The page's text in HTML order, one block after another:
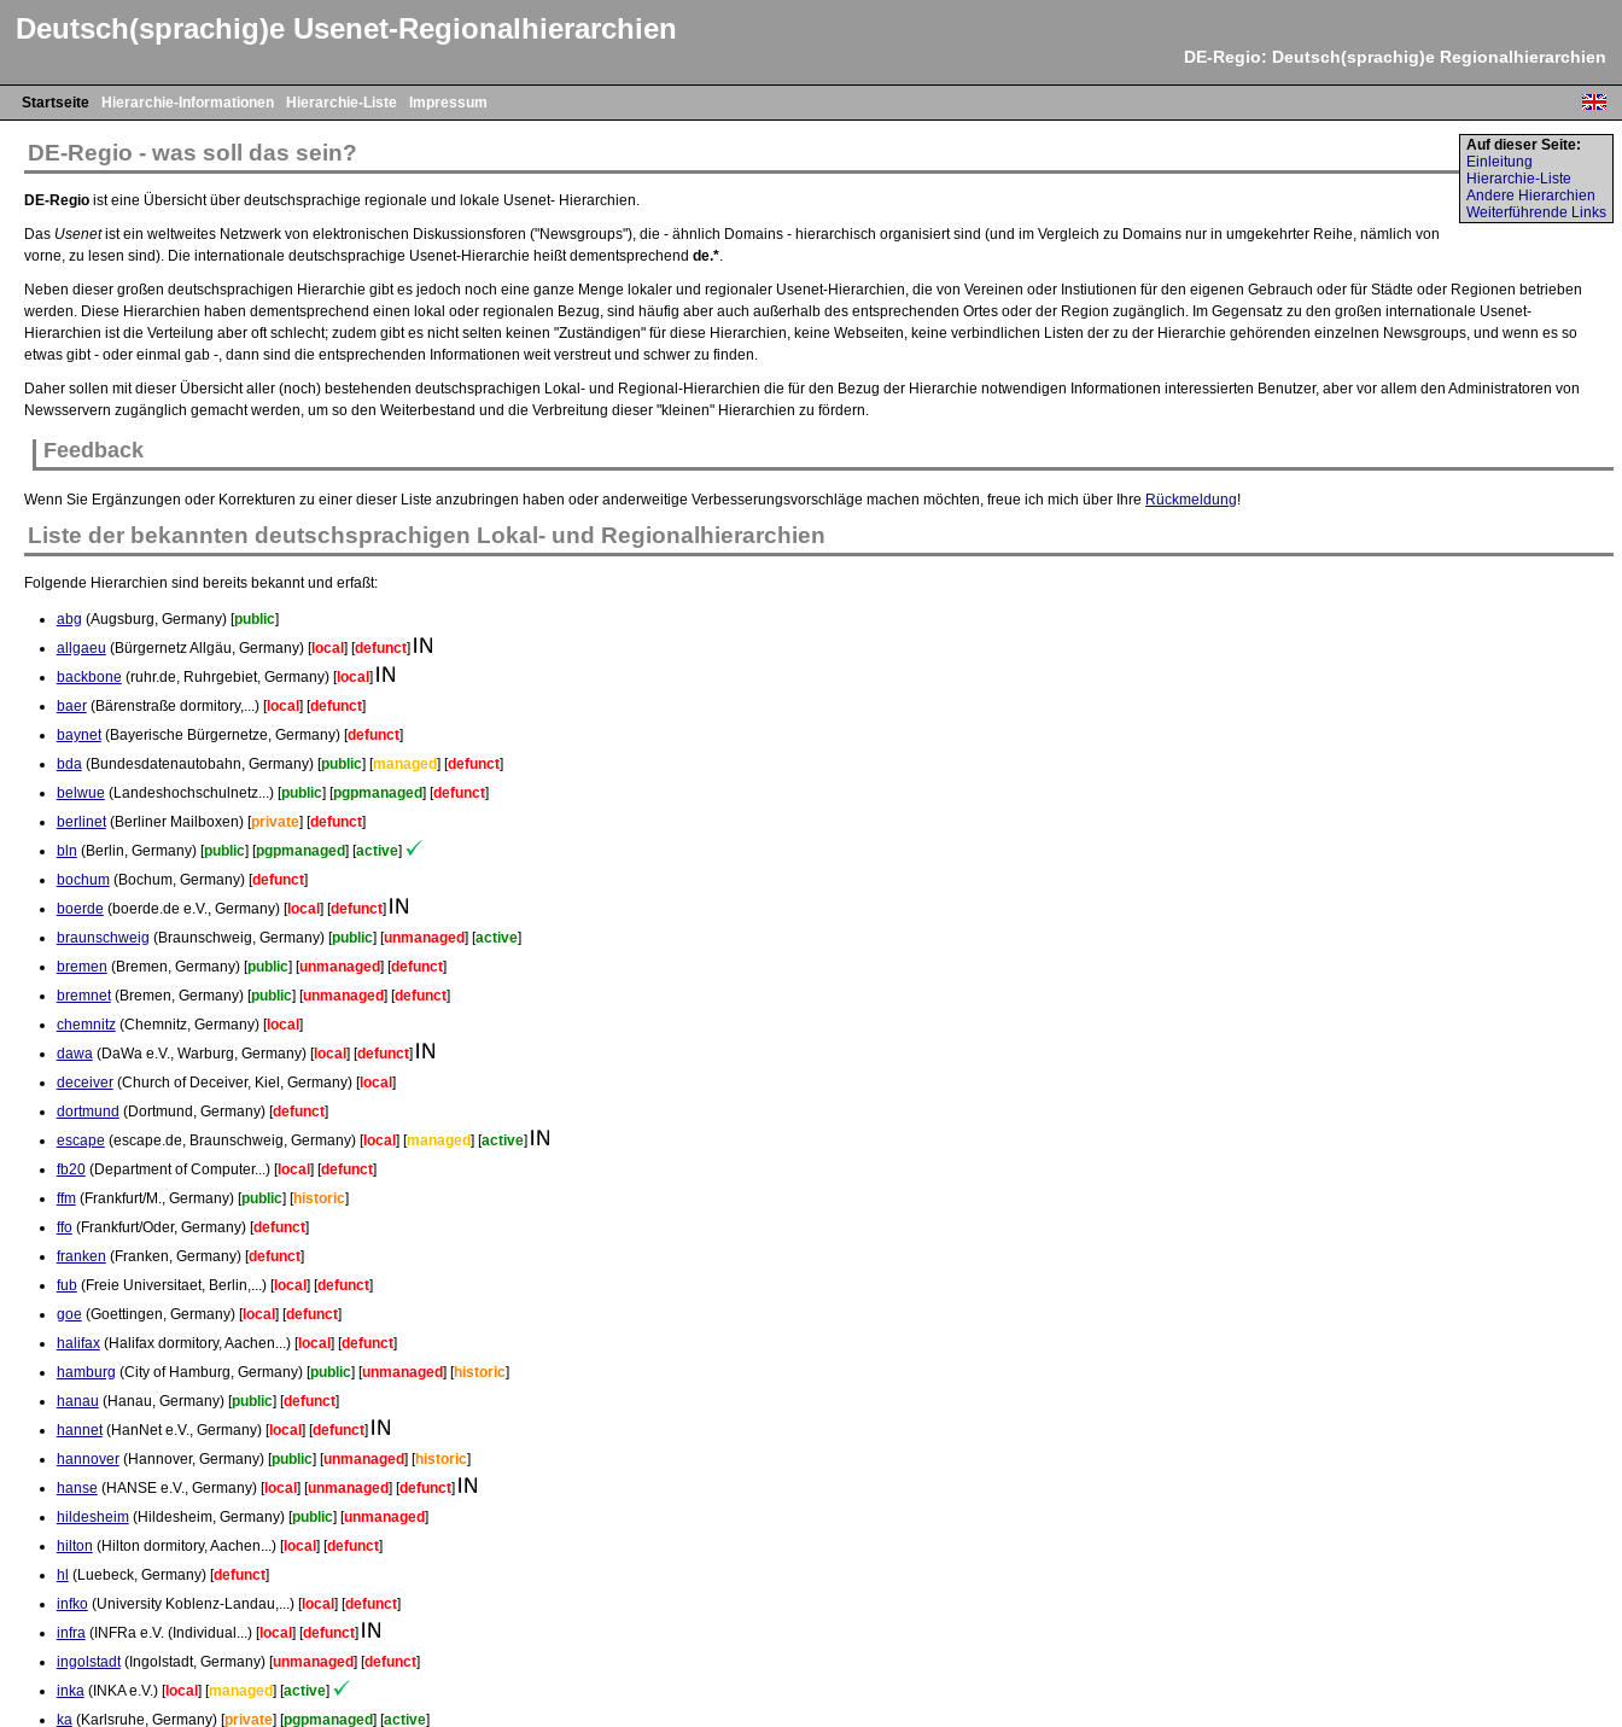
Deutsch(sprachig)e Usenet-Regionalhierarchien
DE-Regio: Deutsch(sprachig)e Regionalhierarchien
Startseite Hierarchie-Informationen Hierarchie-Liste Impressum
Auf dieser Seite:
Einleitung
Hierarchie-Liste
Andere Hierarchien
Weiterführende Links
DE-Regio - was soll das sein?
DE-Regio ist eine Übersicht über deutschsprachige regionale und lokale Usenet- Hierarchien.
Das Usenetist ein weltweites Netzwerk von elektronischen Diskussionsforen ("Newsgroups"), die - ähnlich Domains - hierarchisch organisiert sind (und im Vergleich zu Domains nur in umgekehrter Reihe, nämlich von
vorne, zu lesen sind). Die internationale deutschsprachige Usenet-Hierarchie heißt dementsprechendde.*
Neben dieser großen deutschsprachigen Hierarchie gibt es jedoch noch eine ganze Menge lokaler und regionaler Usenet-Hierarchien, die von Vereinen oder Instiutionen für den eigenen Gebrauch oder für Städte oder Regionen betrieben
werden. Diese Hierarchien haben dementsprechend einen lokal oder regionalen Bezug, sind häufig aber auch außerhalb des entsprechenden Ortes oder der Region zugänglich. Im Gegensatz zu den großen internationale Usenet-
Hierarchien ist die Verteilung aber oft schlecht; zudem gibt es nicht selten keinen "Zuständigen" für diese Hierarchien, keine Webseiten, keine verbindlichen Listen der zu der Hierarchie gehörenden einzelnen Newsgroups, und wenn es so
etwas gibt - oder einmal gab -, dann sind die entsprechenden Informationen weit verstreut und schwer zu finden.
Daher sollen mit dieser Übersicht aller (noch) bestehenden deutschsprachigen Lokal- und Regional-Hierarchien die für den Bezug der Hierarchie notwendigen Informationen interessierten Benutzer, aber vor allem den Administratoren von
Newsservern zugänglich gemacht werden, um so den Weiterbestand und die Verbreitung dieser "kleinen" Hierarchien zu fördern.
Feedback
Wenn Sie Ergänzungen oder Korrekturen zu einer dieser Liste anzubringen haben oder anderweitige Verbesserungsvorschläge machen möchten, freue ich mich über Ihre Rückmeldung!
Liste der bekannten deutschsprachigen Lokal- und Regionalhierarchien
Folgende Hierarchien sind bereits bekannt und erfaßt:
abg (Augsburg, Germany) [public]
allgaeu (Bürgernetz Allgäu, Germany) [local ] [defunct]
backbone (ruhr.de, Ruhrgebiet, Germany) [local ]
baer(Bärenstraße dormitory,...) [local ] [defunct]
baynet(Bayerische Bürgernetze, Germany) [defunct]
bda(Bundesdatenautobahn, Germany) [public] [managed] [defunct]
belwue (Landeshochschulnetz...) [public] [pgpmanaged] [defunct]
berlinet(Berliner Mailboxen) [private] [defunct]
bln (Berlin, Germany) [public] [pgpmanaged] [active]
bochum(Bochum, Germany) [defunct]
boerde (boerde.de e.V., Germany) [local ] [defunct]
braunschweig (Braunschweig, Germany) [public] [unmanaged] [active]
bremen (Bremen, Germany) [public] [unmanaged] [defunct]
bremnet(Bremen, Germany) [public] [unmanaged] [defunct]
chemnitz(Chemnitz, Germany) [local ]
dawa(DaWa e.V., Warburg, Germany) [local ] [defunct]
deceiver(Church of Deceiver, Kiel, Germany) [local ]
dortmund (Dortmund, Germany) [defunct]
escape (escape.de, Braunschweig, Germany) [local ] [managed] [active]
fb20(Department of Computer...) [local ] [defunct]
ffm(Frankfurt/M., Germany) [public] [historic]
ffo(Frankfurt/Oder, Germany) [defunct]
franken (Franken, Germany) [defunct]
fub(Freie Universitaet, Berlin,...) [local ] [defunct]
goe (Goettingen, Germany) [local ] [defunct]
halifax(Halifax dormitory, Aachen...) [local ] [defunct]
hamburg (City of Hamburg, Germany) [public] [unmanaged] [historic]
hanau (Hanau, Germany) [public] [defunct]
hannet(HanNet e.V., Germany) [local ] [defunct]
hannover(Hannover, Germany) [public] [unmanaged] [historic]
hanse (HANSE e.V., Germany) [local ] [unmanaged] [defunct]
hildesheim(Hildesheim, Germany) [public] [unmanaged]
hilton (Hilton dormitory, Aachen...) [local ] [defunct]
hl (Luebeck, Germany) [defunct]
infko(University Koblenz-Landau,...) [local ] [defunct]
infra(INFRa e.V. (Individual...) [local ] [defunct]
ingolstadt(Ingolstadt, Germany) [unmanaged] [defunct]
inka(INKA e.V.) [local ] [managed] [active]
ka(Karlsruhe, Germany) [private] [pgpmanaged] [active]